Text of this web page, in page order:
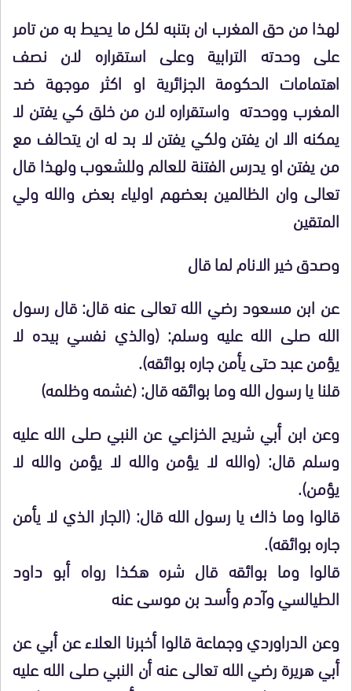
لهذا من حق المغرب ان بتنبه لكل ما يحيط به من تامر
على وحدته الترابية وعلى استقراره لان نصف
اهتمامات الحكومة الجزائرية او اكثر موجهة ضد
المغرب ووحدته واستقراره لان من خلق كي يفتن لا
يمكنه الا ان يفتن ولكي يفتن لا بد له ان يتحالف مع
من يفتن او يدرس الفتنة للعالم وللشعوب ولهذا قال
تعالى وان الظالمين بعضهم اولياء بعض والله ولي
المتقين
وصدق خير الانام لما قال
عن ابن مسعود رضي الله تعالى عنه قال: قال رسول
الله صلى الله عليه وسلم: (والذي نفسي بيده لا
يؤمن عبد حتى يأمن جاره بوائقه).
قلنا يا رسول الله وما بوائقه قال: (غشمه وظلمه)
وعن ابن أبي شريح الخزاعي عن النبي صلى الله عليه
وسلم قال: (والله لا يؤمن والله لا يؤمن والله لا
يؤمن).
قالوا وما ذاك يا رسول الله قال: (الجار الذي لا يأمن
جاره بوائقه).
قالوا وما بوائقه قال شره هكذا رواه أبو داود
الطيالسي وآدم وأسد بن موسى عنه
وعن الدراوردي وجماعة قالوا أخبرنا العلاء عن أبي عن
أبي هريرة رضي الله تعالى عنه أن النبي صلى الله عليه